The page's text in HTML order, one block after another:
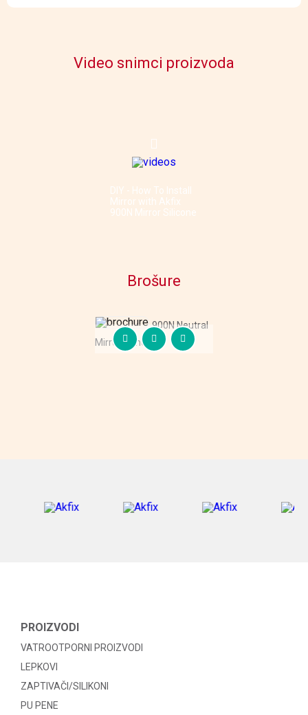
Video snimci proizvoda
DIY - How To Install
Mirror with Akfix
900N Mirror Silicone
Brošure
900N Neutral
Mirror Adhesive
PROIZVODI
VATROOTPORNI PROIZVODI
LEPKOVI
ZAPTIVAČI/SILIKONI
PU PENE